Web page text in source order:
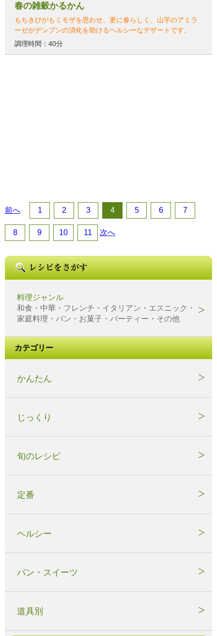
春の雑穀かるかん
もちきびがもミモザを思わせ、更に春らしく、山芋のアミラ
ーゼがデンプンの消化を助けるヘルシーなデザートです。
調理時間：40分
前へ 1 2 3 4 5 6 7
8 9 10 11 次へ
料理ジャンル
和食・中華・フレンチ・イタリアン・エスニック・
家庭料理・パン・お菓子・パーティー・その他
カテゴリー
かんたん
じっくり
旬のレシピ
定番
ヘルシー
パン・スイーツ
道具別